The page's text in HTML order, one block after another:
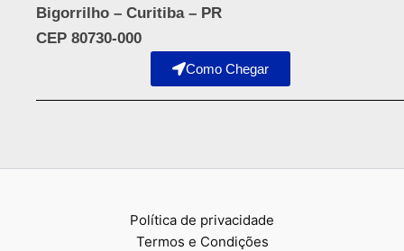
Bigorrilho – Curitiba – PR
CEP 80730-000
Como Chegar
Política de privacidade
Termos e Condições